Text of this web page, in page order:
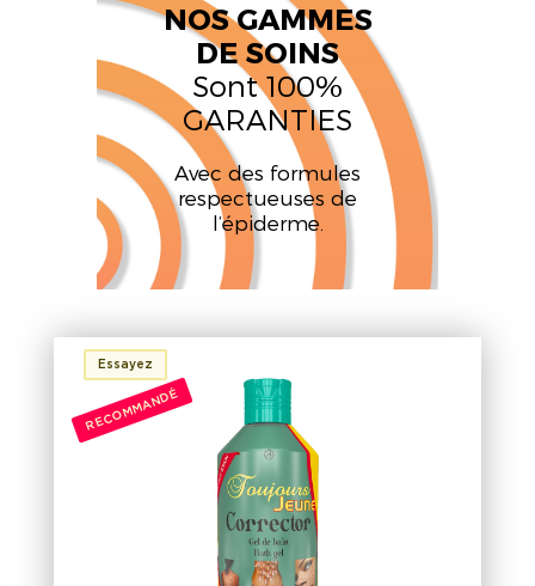
NOS GAMMES
DE SOINS
Sont 100%
GARANTIES
Avec des formules
respectueuses de
l’épiderme.
Essayez
RECOMMANDÉ